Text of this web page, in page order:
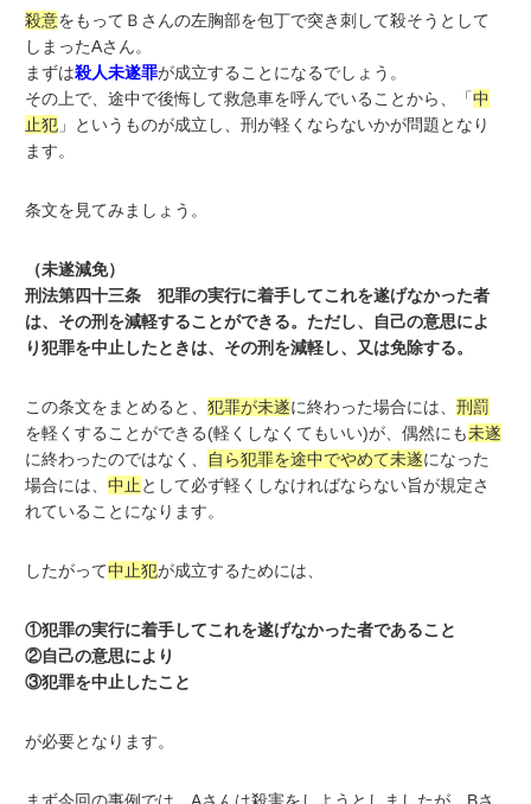
殺意をもってＢさんの左胸部を包丁で突き刺して殺そうとして
しまったAさん。
まずは殺人未遂罪が成立することになるでしょう。
その上で、途中で後悔して救急車を呼んでいることから、「中
止犯 」というものが成立し、刑が軽くならないかが問題となり
ます。
条文を見てみましょう。
（未遂減免）
刑法第四十三条 犯罪の実行に着手してこれを遂げなかった者
は、その刑を減軽することができる。ただし、自己の意思によ
り犯罪を中止したときは、その刑を減軽し、又は免除する。
この条文をまとめると、犯罪が未遂に終わった場合には、刑罰
を軽くすることができる(軽くしなくてもいい)が、偶然にも未遂
に終わったのではなく、
自ら犯罪を途中でやめて未遂になった
場合には、中止として必ず軽くしなければならない旨が規定さ
れていることになります。
したがって中止犯が成立するためには、
①犯罪の実行に着手してこれを遂げなかった者であること
②自己の意思により
③犯罪を中止したこと
が必要となります。